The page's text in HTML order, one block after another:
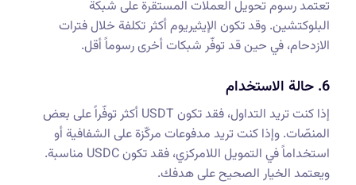
تعتمد رسوم تحويل العملات المستقرة على شبكة
البلوكتشين. وقد تكون الإيثيريوم أكثر تكلفة خلال فترات
الازدحام، في حين قد توفّر شبكات أخرى رسوماً أقل.
6. حالة الاستخدام
إذا كنت تريد التداول، فقد تكون USDT أكثر توفّراً على بعض
المنصّات. وإذا كنت تريد مدفوعات مركّزة على الشفافية أو
استخداماً في التمويل اللامركزي، فقد تكون USDC مناسبة.
ويعتمد الخيار الصحيح على هدفك.